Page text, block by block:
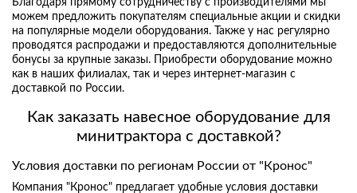
можем предложить покупателям специальные акции и скидки
на популярные модели оборудования. Также у нас регулярно
проводятся распродажи и предоставляются дополнительные
бонусы за крупные заказы. Приобрести оборудование можно
как в наших филиалах, так и через интернет-магазин с
доставкой по России.
Как заказать навесное оборудование для
минитрактора с доставкой?
Условия доставки по регионам России от "Кронос"
Компания "Кронос" предлагает удобные условия доставки